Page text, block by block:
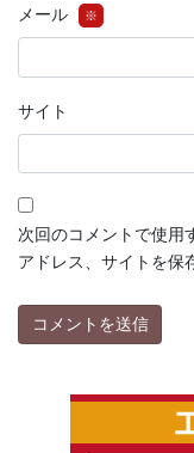
メール ※
サイト
次回のコメントで使用
アドレス、サイトを保